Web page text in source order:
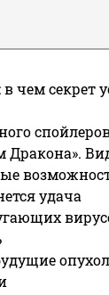
чем секрет
Дракона».
удача